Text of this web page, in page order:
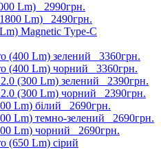
Lm) 2990грн.
Lm) 2490грн.
Magnetic Type-C
(400 Lm) зелений 3360грн.
(400 Lm) чорний 3360грн.
(300 Lm) зелений 2390грн.
(300 Lm) чорний 2390грн.
Lm) білий 2690грн.
Lm) темно-зелений 2690грн.
Lm) чорний 2690грн.
(650 Lm) сірий